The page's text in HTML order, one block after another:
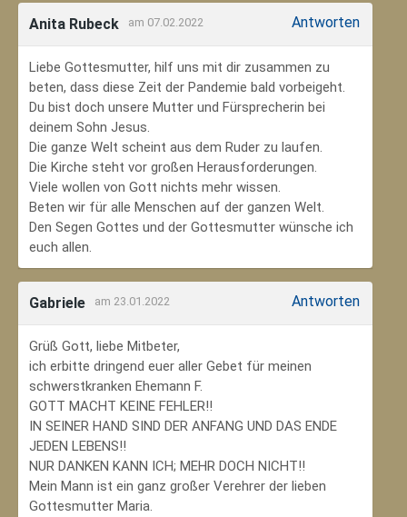
Anita Rubeck am 07.02.2022 Antworten
Liebe Gottesmutter, hilf uns mit dir zusammen zu
beten, dass diese Zeit der Pandemie bald vorbeigeht.
Du bist doch unsere Mutter und Fürsprecherin bei
deinem Sohn Jesus.
Die ganze Welt scheint aus dem Ruder zu laufen.
Die Kirche steht vor großen Herausforderungen.
Viele wollen von Gott nichts mehr wissen.
Beten wir für alle Menschen auf der ganzen Welt.
Den Segen Gottes und der Gottesmutter wünsche ich
euch allen.
Gabriele am 23.01.2022 Antworten
Grüß Gott, liebe Mitbeter,
ich erbitte dringend euer aller Gebet für meinen
schwerstkranken Ehemann F.
GOTT MACHT KEINE FEHLER!!
IN SEINER HAND SIND DER ANFANG UND DAS ENDE
JEDEN LEBENS!!
NUR DANKEN KANN ICH; MEHR DOCH NICHT!!
Mein Mann ist ein ganz großer Verehrer der lieben
Gottesmutter Maria.